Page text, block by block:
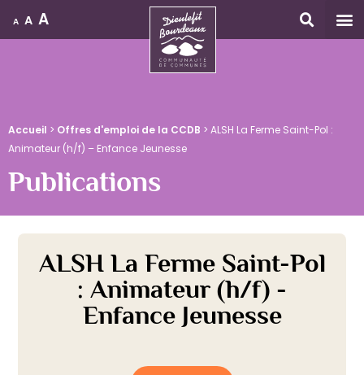
A A A
Accueil > Offres d'emploi de la CCDB > ALSH La Ferme Saint-Pol :
Animateur (h/f) – Enfance Jeunesse
Publications
ALSH La Ferme Saint-Pol
: Animateur (h/f) -
Enfance Jeunesse